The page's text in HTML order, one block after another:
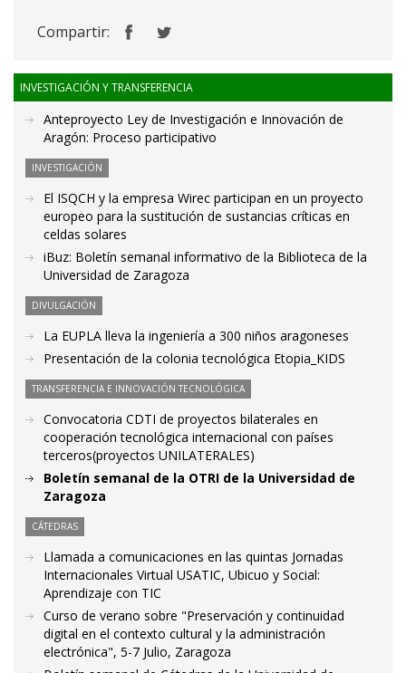
Compartir:
INVESTIGACIÓN Y TRANSFERENCIA
Anteproyecto Ley de Investigación e Innovación de
Aragón: Proceso participativo
INVESTIGACIÓN
El ISQCH y la empresa Wirec participan en un proyecto
europeo para la sustitución de sustancias críticas en
celdas solares
iBuz: Boletín semanal informativo de la Biblioteca de la
Universidad de Zaragoza
DIVULGACIÓN
La EUPLA lleva la ingeniería a 300 niños aragoneses
Presentación de la colonia tecnológica Etopia_KIDS
TRANSFERENCIA E INNOVACIÓN TECNOLÓGICA
Convocatoria CDTI de proyectos bilaterales en
cooperación tecnológica internacional con países
terceros(proyectos UNILATERALES)
Boletín semanal de la OTRI de la Universidad de
Zaragoza
CÁTEDRAS
Llamada a comunicaciones en las quintas Jornadas
Internacionales Virtual USATIC, Ubicuo y Social:
Aprendizaje con TIC
Curso de verano sobre "Preservación y continuidad
digital en el contexto cultural y la administración
electrónica", 5-7 Julio, Zaragoza